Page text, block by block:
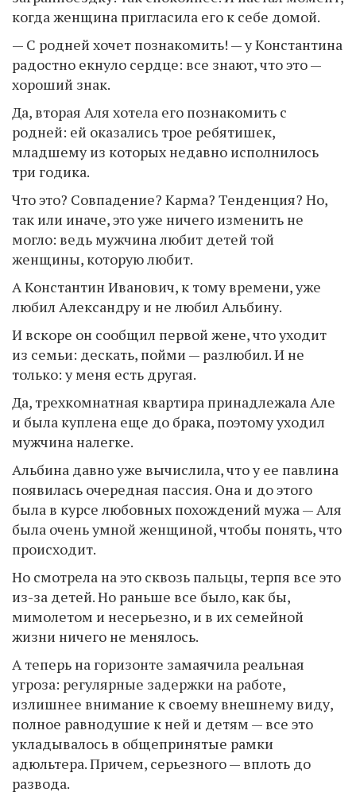
когда женщина пригласила его к себе домой.
— С родней хочет познакомить! — у Константина
радостно екнуло сердце: все знают, что это —
хороший знак.
Да, вторая Аля хотела его познакомить с
родней: ей оказались трое ребятишек,
младшему из которых недавно исполнилось
три годика.
Что это? Совпадение? Карма? Тенденция? Но,
так или иначе, это уже ничего изменить не
могло: ведь мужчина любит детей той
женщины, которую любит.
А Константин Иванович, к тому времени, уже
любил Александру и не любил Альбину.
И вскоре он сообщил первой жене, что уходит
из семьи: дескать, пойми — разлюбил. И не
только: у меня есть другая.
Да, трехкомнатная квартира принадлежала Але
и была куплена еще до брака, поэтому уходил
мужчина налегке.
Альбина давно уже вычислила, что у ее павлина
появилась очередная пассия. Она и до этого
была в курсе любовных похождений мужа — Аля
была очень умной женщиной, чтобы понять, что
происходит.
Но смотрела на это сквозь пальцы, терпя все это
из-за детей. Но раньше все было, как бы,
мимолетом и несерьезно, и в их семейной
жизни ничего не менялось.
А теперь на горизонте замаячила реальная
угроза: регулярные задержки на работе,
излишнее внимание к своему внешнему виду,
полное равнодушие к ней и детям — все это
укладывалось в общепринятые рамки
адюльтера. Причем, серьезного — вплоть до
развода.